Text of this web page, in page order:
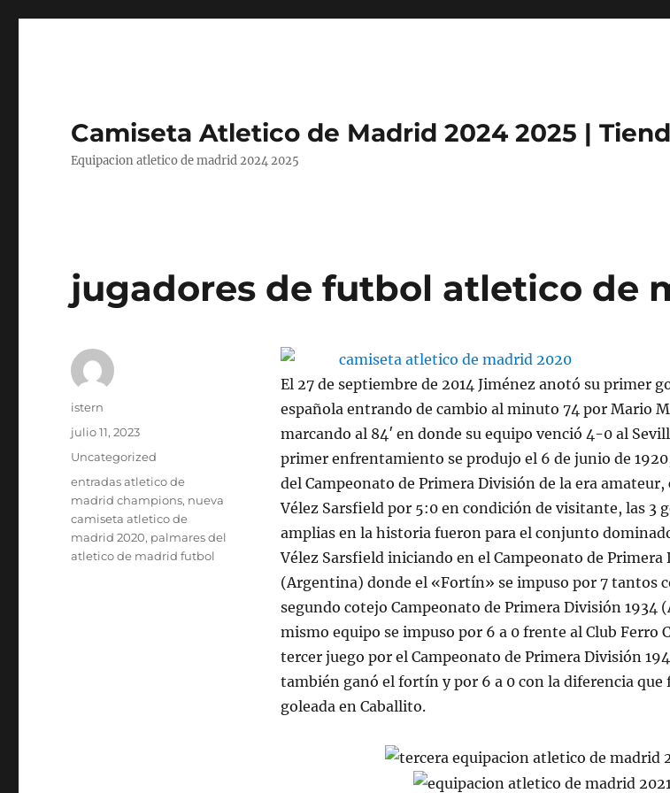
Camiseta Atletico de Madrid 2024 2025 |
Equipacion atletico de madrid 2024 2025
jugadores de futbol atletico de
El 27 de septiembre de 2014 Jiménez anotó su primer
española entrando de cambio al minuto 74 por Mario
marcando al 84′ en donde su equipo venció 4-0 al
primer enfrentamiento se produjo el 6 de junio de
del Campeonato de Primera División de la era
Vélez Sarsfield por 5:0 en condición de visitante, las 3
amplias en la historia fueron para el conjunto
Vélez Sarsfield iniciando en el Campeonato de Primera
(Argentina) donde el «Fortín» se impuso por 7 tantos
segundo cotejo Campeonato de Primera División 1934
mismo equipo se impuso por 6 a 0 frente al Club Ferro
tercer juego por el Campeonato de Primera División
también ganó el fortín y por 6 a 0 con la diferencia que
goleada en Caballito.
Autor
istern
Publicado
julio 11, 2023
Categorías
Uncategorized
Etiquetas
entradas atletico de
madrid champions, nueva
camiseta atletico de
madrid 2020, palmares del
atletico de madrid futbol